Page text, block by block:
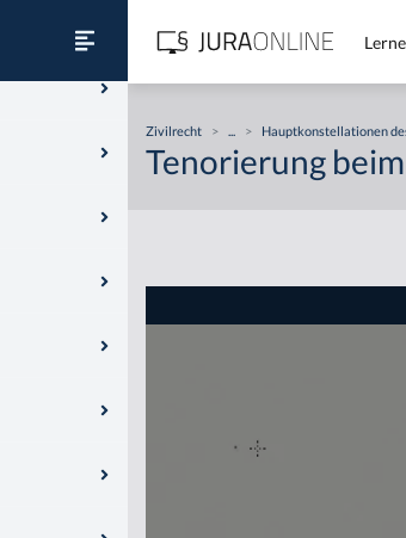
Zivilrecht > ... > Hauptkonstellationen
Tenorierung